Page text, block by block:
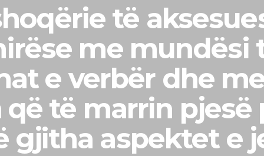
të
me mundësi
e verbër dhe
të marrin pjesë
gjitha aspektet e